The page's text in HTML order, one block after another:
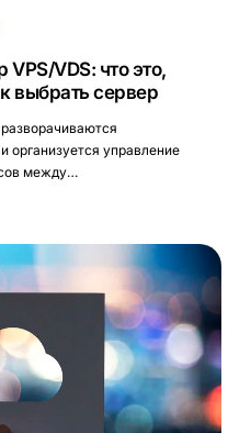
VDS: что это,
выбрать сервер
организуется управление
между…